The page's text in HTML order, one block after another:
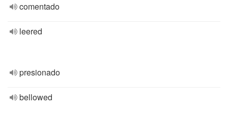
comentado
leered
presionado
bellowed